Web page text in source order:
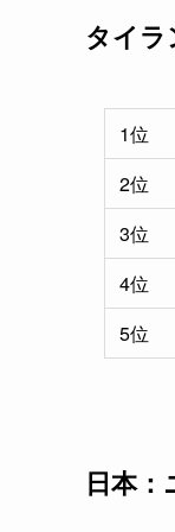
タイ
1位
2位
3位
4位
5位
日本